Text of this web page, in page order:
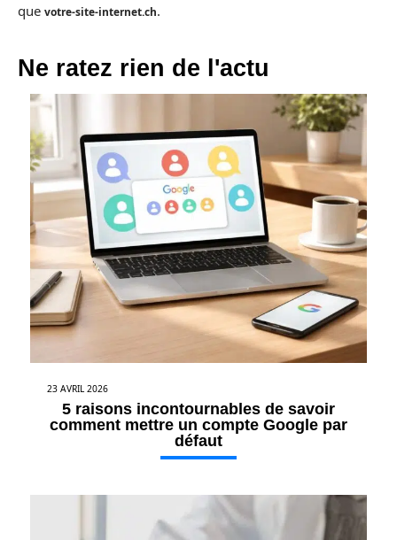
que votre-site-internet.ch.
Ne ratez rien de l'actu
23 AVRIL 2026
5 raisons incontournables de savoir
comment mettre un compte Google par
défaut